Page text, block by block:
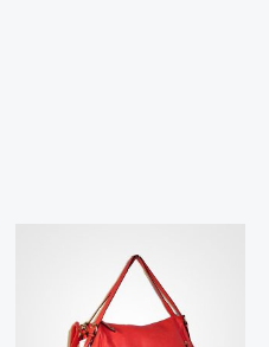
$100.00
through
$140.00